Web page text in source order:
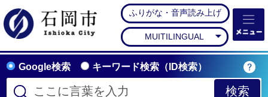
石岡市公式ホームペー
ふりがな・音声読み上げ
MUITILINGUAL
Google検索 キーワード検索（ID検索）